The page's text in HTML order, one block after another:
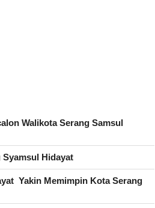
Walikota Serang Samsul
Hidayat
Yakin Memimpin Kota Serang